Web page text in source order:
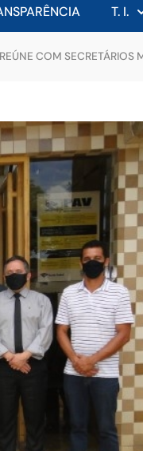
T. I.
COM SECRETÁRIOS